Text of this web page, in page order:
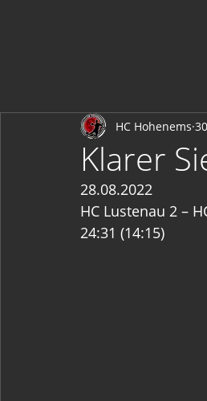
Klarer
HC Hohenems
28.08.2022
HC Lustenau 2 –
24:31 (14:15)